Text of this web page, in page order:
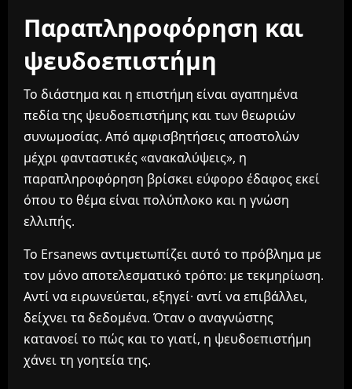
Παραπληροφόρηση και
ψευδοεπιστήμη
Το διάστημα και η επιστήμη είναι αγαπημένα
πεδία της ψευδοεπιστήμης και των θεωριών
συνωμοσίας. Από αμφισβητήσεις αποστολών
μέχρι φανταστικές «ανακαλύψεις», η
παραπληροφόρηση βρίσκει εύφορο έδαφος εκεί
όπου το θέμα είναι πολύπλοκο και η γνώση
ελλιπής.
Το Ersanews αντιμετωπίζει αυτό το πρόβλημα με
τον μόνο αποτελεσματικό τρόπο: με τεκμηρίωση.
Αντί να ειρωνεύεται, εξηγεί· αντί να επιβάλλει,
δείχνει τα δεδομένα. Όταν ο αναγνώστης
κατανοεί το πώς και το γιατί, η ψευδοεπιστήμη
χάνει τη γοητεία της.